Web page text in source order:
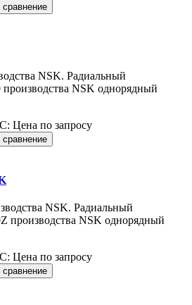
сравнение
NSK. Радиальный
NSK однорядный
Цена по запросу
сравнение
NSK. Радиальный
производства NSK однорядный
Цена по запросу
сравнение